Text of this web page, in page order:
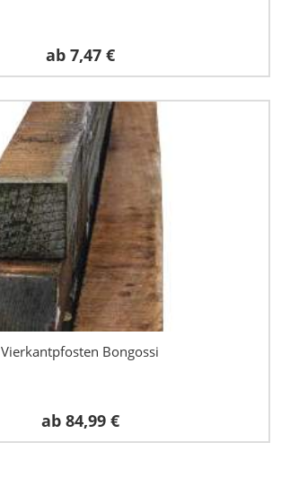
ab 7,47 €
Vierkantpfosten Bongossi
ab 84,99 €